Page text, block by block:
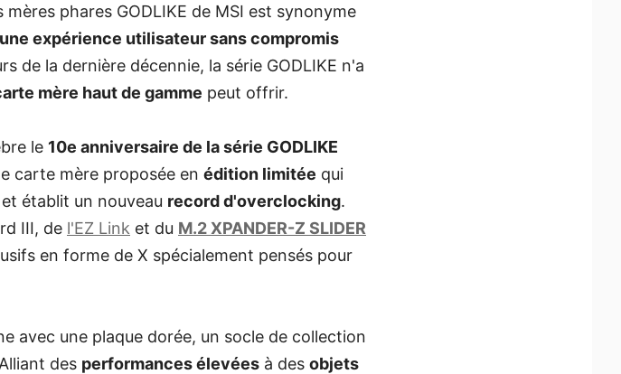
phares GODLIKE de MSI est synonyme
expérience utilisateur sans compromis
de la dernière décennie, la série GODLIKE n'a
mère haut de gamme peut offrir.
le 10e anniversaire de la série GODLIKE
carte mère proposée en édition limitée qui
établit un nouveau record d'overclocking.
III, de l'EZ Link et du M.2 XPANDER-Z SLIDER
en forme de X spécialement pensés pour
avec une plaque dorée, un socle de collection
des performances élevées à des objets